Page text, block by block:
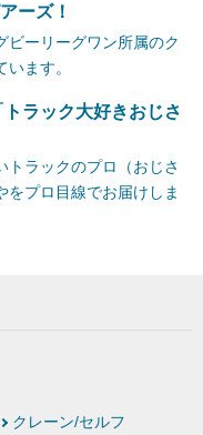
ーズ！
ビーリーグワン所属のク
ます。
ラック大好きおじさ
トラックのプロ（おじさ
をプロ目線でお届けしま
クレーン/セルフ